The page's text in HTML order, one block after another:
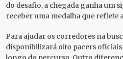
do desafio, a chegada ganha um
receber uma medalha que reflete
Para ajudar os corredores na
disponibilizará oito pacers